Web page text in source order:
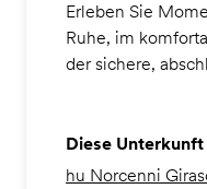
Erleben Sie
Ruhe, im
der sichere,
Diese
hu Norcenni